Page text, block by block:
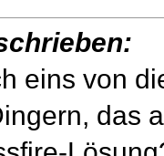
eins von
das